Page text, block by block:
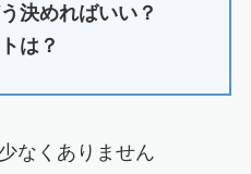
決めればいい？
は？
なくありません